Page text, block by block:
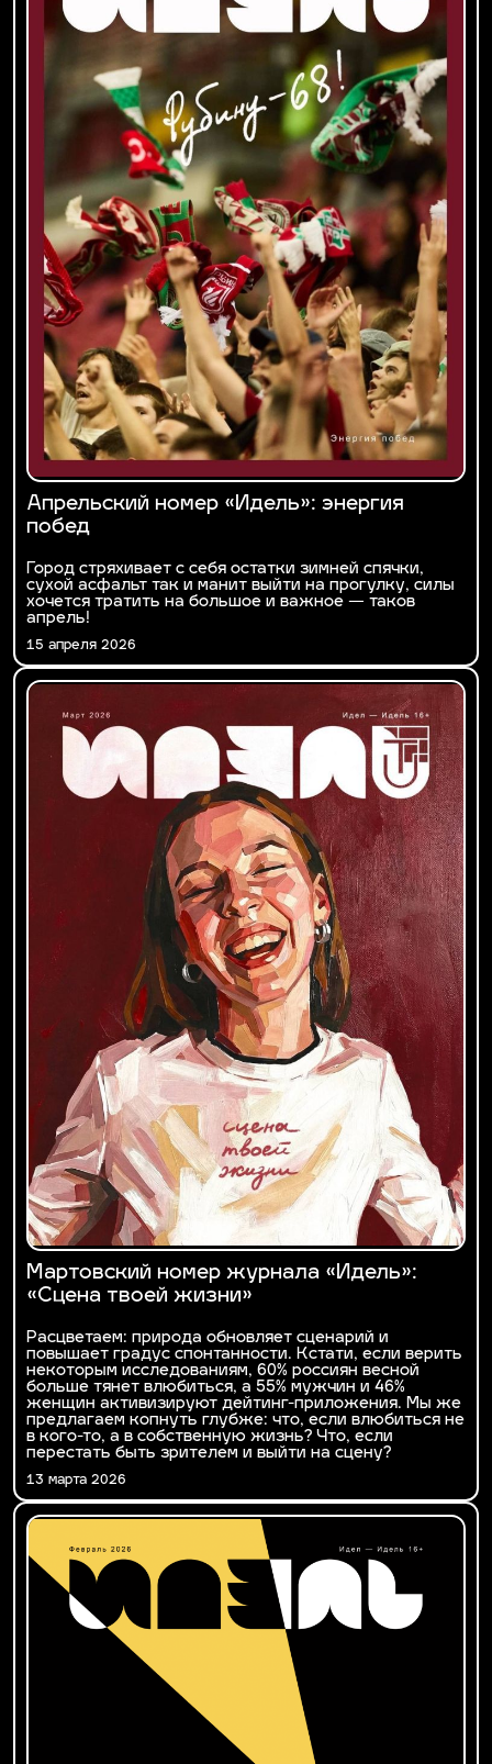
Апрельский номер «Идель»: энергия
побед
Город стряхивает с себя остатки зимней спячки,
сухой асфальт так и манит выйти на прогулку, силы
хочется тратить на большое и важное — таков
апрель!
15 апреля 2026
Мартовский номер журнала «Идель»:
«Сцена твоей жизни»
Расцветаем: природа обновляет сценарий и
повышает градус спонтанности. Кстати, если верить
некоторым исследованиям, 60% россиян весной
больше тянет влюбиться, а 55% мужчин и 46%
женщин активизируют дейтинг-приложения. Мы же
предлагаем копнуть глубже: что, если влюбиться не
в кого-то, а в собственную жизнь? Что, если
перестать быть зрителем и выйти на сцену?
13 марта 2026